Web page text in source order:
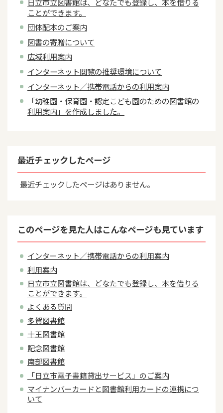
ことができます。
団体配本のご案内
図書の寄贈について
広域利用案内
インターネット閲覧の推奨環境について
インターネット／携帯電話からの利用案内
「幼稚園・保育園・認定こども園のための図書館の
利用案内」を作成しました。
最近チェックしたページ
最近チェックしたページはありません。
このページを見た人はこんなページも見ています
インターネット／携帯電話からの利用案内
利用案内
日立市立図書館は、どなたでも登録し、本を借りる
ことができます。
よくある質問
多賀図書館
十王図書館
記念図書館
南部図書館
「日立市電子書籍貸出サービス」のご案内
マイナンバーカードと図書館利用カードの連携につ
いて